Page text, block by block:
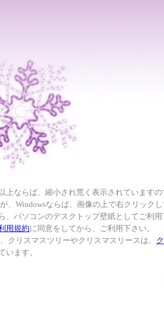
ならば、縮小され荒く表示されています
、Windowsならば、画像の上で右クリック
、パソコンのデスクトップ壁紙としてご利
用規約に同意をしてから、ご利用下さい。
リスマスツリーやクリスマスリースは、
います。